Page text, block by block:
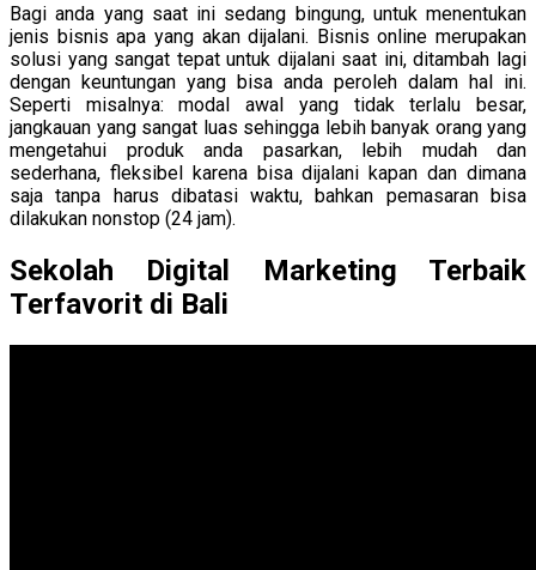
Bagi anda yang saat ini sedang bingung, untuk menentukan
jenis bisnis apa yang akan dijalani. Bisnis online merupakan
solusi yang sangat tepat untuk dijalani saat ini, ditambah lagi
dengan keuntungan yang bisa anda peroleh dalam hal ini.
Seperti misalnya: modal awal yang tidak terlalu besar,
jangkauan yang sangat luas sehingga lebih banyak orang yang
mengetahui produk anda pasarkan, lebih mudah dan
sederhana, fleksibel karena bisa dijalani kapan dan dimana
saja tanpa harus dibatasi waktu, bahkan pemasaran bisa
dilakukan nonstop (24 jam).
Sekolah Digital Marketing Terbaik
Terfavorit di Bali